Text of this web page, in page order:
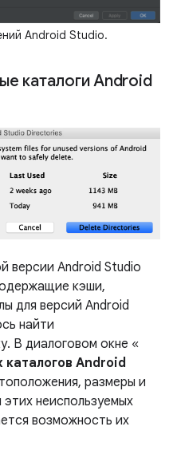
Android Studio.
каталоги Android
версии Android Studio
кэши,
для версий Android
найти
В диалоговом окне «
Android
размеры и
неиспользуемых
возможность их